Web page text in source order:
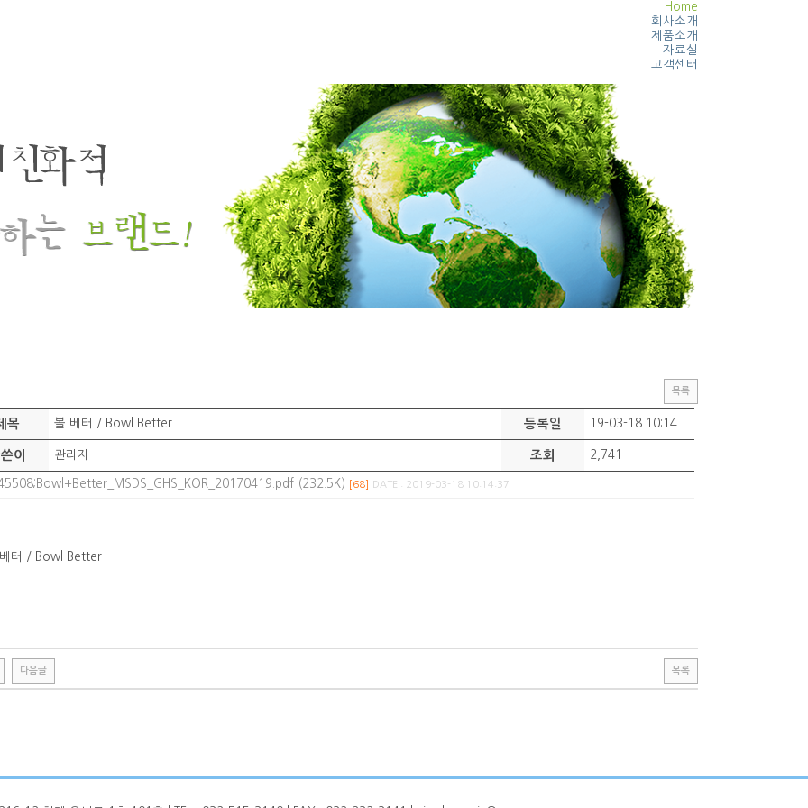
Home
회사소개
제품소개
자료실
고객센터
목록
목 볼 베터 / Bowl Better 등록일 19-03-18 10:14
이 관리자 조회 2,741
(232.5K) [68] DATE : 2019-03-18 10:14:37
터 / Bowl Better
다음글 목록